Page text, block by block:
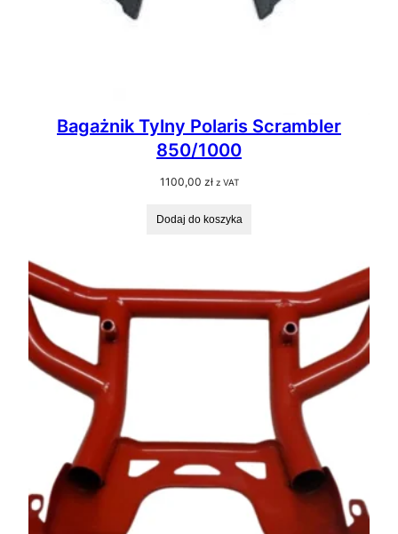
Bagażnik Tylny Polaris Scrambler
850/1000
1100,00 zł z VAT
Dodaj do koszyka